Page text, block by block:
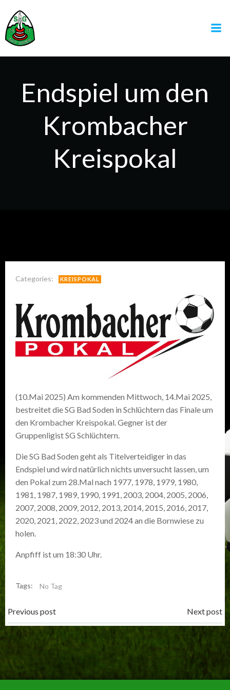
Endspiel um den
Krombacher
Kreispokal
Categories: KREISPOKAL
(10.Mai 2025) Am kommenden Mittwoch, 14.Mai 2025,
bestreitet die SG Bad Soden in Schlüchtern das Finale um
den Krombacher Kreispokal. Gegner ist der
Gruppenligist SG Schlüchtern.
Die SG Bad Soden geht als Titelverteidiger in das
Endspiel und wird natürlich nichts unversucht lassen, um
den Pokal zum 28.Mal nach 1977, 1978, 1979, 1980,
1981, 1987, 1989, 1990, 1991, 2003, 2004, 2005, 2006,
2007, 2008, 2009, 2012, 2013, 2014, 2015, 2016, 2017,
2020, 2021, 2022, 2023 und 2024 an die Bornwiese zu
holen.
Anpfiff ist um 18:30 Uhr.
Tags: No Tag
Post
navigation
Previous post
navigation
Next post